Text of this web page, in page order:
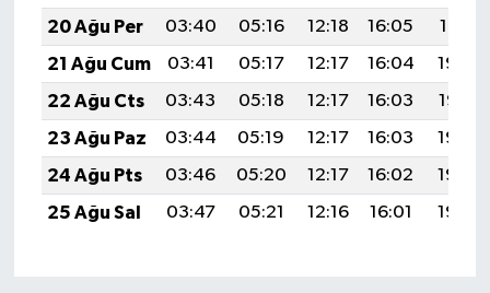
20 Ağu Per
03:40 05:16 12:18 16:05
19:10
21 Ağu Cum
03:41 05:17 12:17 16:04
19:08
22 Ağu Cts
03:43 05:18 12:17 16:03
19:07
23 Ağu Paz
03:44 05:19 12:17 16:03
19:05
24 Ağu Pts
03:46 05:20 12:17 16:02
19:03
25 Ağu Sal
03:47 05:21 12:16 16:01 19:02